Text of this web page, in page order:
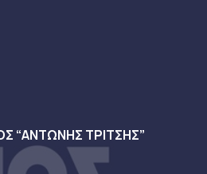
“ΑΝΤΩΝΗΣ ΤΡΙΤΣΗΣ”